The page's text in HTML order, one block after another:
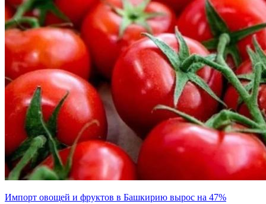
Импорт овощей и фруктов в Башкирию вырос на 47%